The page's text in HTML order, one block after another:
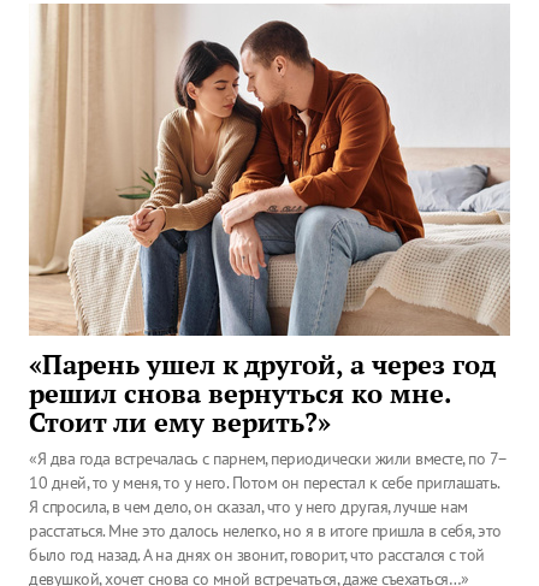
«Парень ушел к другой, а через год
решил снова вернуться ко мне.
Стоит ли ему верить?»
«Я два года встречалась с парнем, периодически жили вместе, по 7–
10 дней, то у меня, то у него. Потом он перестал к себе приглашать.
Я спросила, в чем дело, он сказал, что у него другая, лучше нам
расстаться. Мне это далось нелегко, но я в итоге пришла в себя, это
было год назад. А на днях он звонит, говорит, что расстался с той
девушкой, хочет снова со мной встречаться, даже съехаться…»